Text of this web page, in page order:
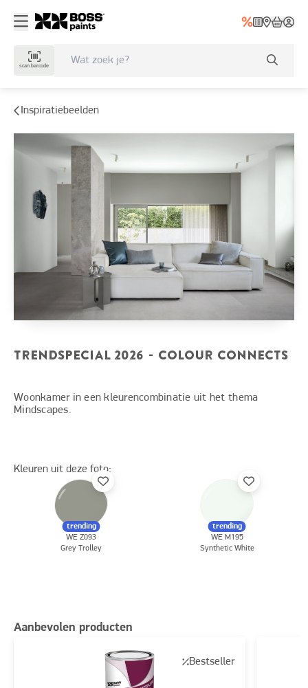
scan barcode
Inspiratiebeelden
TRENDSPECIAL 2026 - COLOUR CONNECTS
Woonkamer in een kleurencombinatie uit het thema
Mindscapes.
Kleuren uit deze foto:
trending
WE Z093
Grey Trolley
trending
WE M195
Synthetic White
Aanbevolen producten
Bestseller